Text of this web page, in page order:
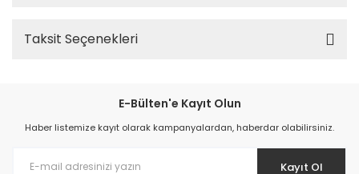
Taksit Seçenekleri
E-Bülten'e Kayıt Olun
Haber listemize kayıt olarak kampanyalardan, haberdar olabilirsiniz.
Kayıt Ol